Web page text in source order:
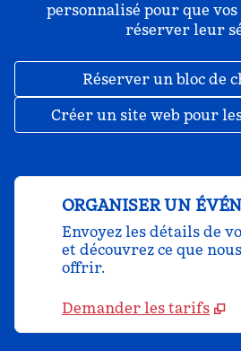
personnalisé pour que
réserver leur
Réserver un bloc de
Créer un site web pour
ORGANISER UN
Envoyez les détails de
et découvrez ce que
offrir.
Demander les tarifs